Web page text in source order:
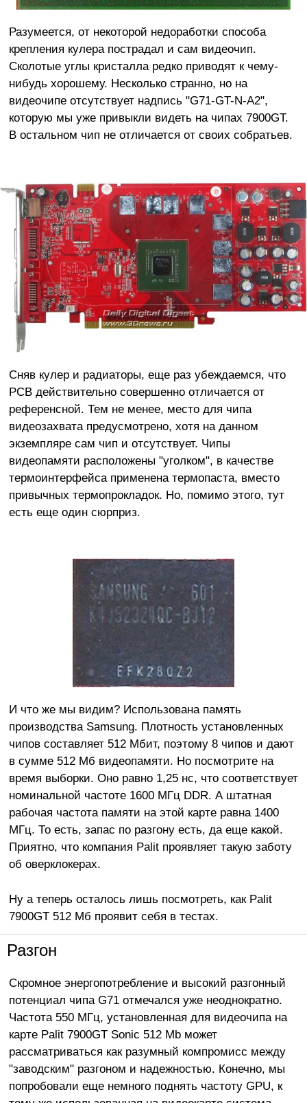
Разумеется, от некоторой недоработки способа
крепления кулера пострадал и сам видеочип.
Сколотые углы кристалла редко приводят к чему-
нибудь хорошему. Несколько странно, но на
видеочипе отсутствует надпись "G71-GT-N-A2",
которую мы уже привыкли видеть на чипах 7900GT.
В остальном чип не отличается от своих собратьев.
Сняв кулер и радиаторы, еще раз убеждаемся, что
PCB действительно совершенно отличается от
референсной. Тем не менее, место для чипа
видеозахвата предусмотрено, хотя на данном
экземпляре сам чип и отсутствует. Чипы
видеопамяти расположены "уголком", в качестве
термоинтерфейса применена термопаста, вместо
привычных термопрокладок. Но, помимо этого, тут
есть еще один сюрприз.
И что же мы видим? Использована память
производства Samsung. Плотность установленных
чипов составляет 512 Мбит, поэтому 8 чипов и дают
в сумме 512 Мб видеопамяти. Но посмотрите на
время выборки. Оно равно 1,25 нс, что соответствует
номинальной частоте 1600 МГц DDR. А штатная
рабочая частота памяти на этой карте равна 1400
МГц. То есть, запас по разгону есть, да еще какой.
Приятно, что компания Palit проявляет такую заботу
об оверклокерах.
Ну а теперь осталось лишь посмотреть, как Palit
7900GT 512 Мб проявит себя в тестах.
Разгон
Скромное энергопотребление и высокий разгонный
потенциал чипа G71 отмечался уже неоднократно.
Частота 550 МГц, установленная для видеочипа на
карте Palit 7900GT Sonic 512 Mb может
рассматриваться как разумный компромисс между
"заводским" разгоном и надежностью. Конечно, мы
попробовали еще немного поднять частоту GPU, к